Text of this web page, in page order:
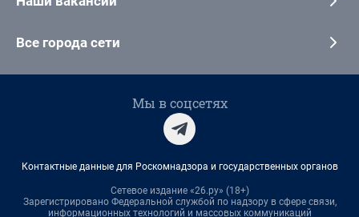
Все города сети
Мы в соцсетях
Контактные данные для Роскомнадзора и государственных органов
Сетевое издание «26.ру» (18+)
Зарегистрировано Федеральной службой по надзору в сфере связи,
информационных технологий и массовых коммуникаций